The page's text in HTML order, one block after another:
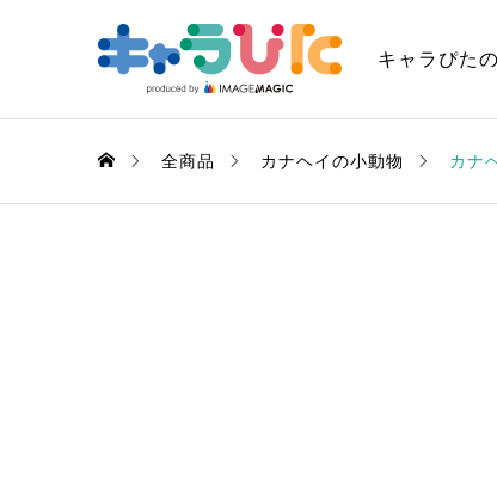
キャラぴた
全商品 カナヘイの小動物 カナ